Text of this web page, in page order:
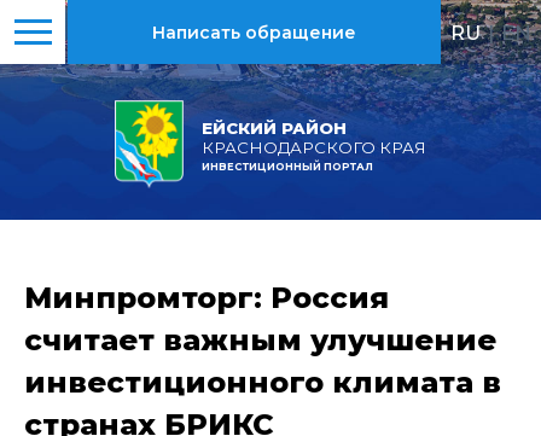
ЕЙСКИЙ РАЙОН
КРАСНОДАРСКОГО КРАЯ
ИНВЕСТИЦИОННЫЙ ПОРТАЛ
Написать обращение RU | EN
Минпромторг: Россия
считает важным улучшение
инвестиционного климата в
странах БРИКС